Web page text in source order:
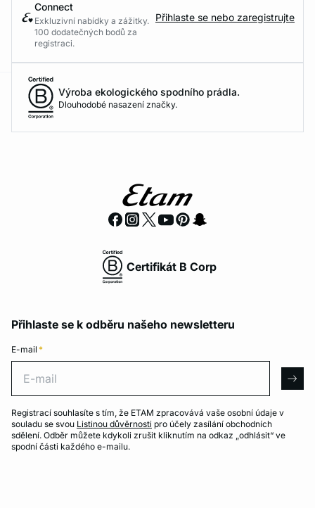
Connect
Exkluzivní nabídky a zážitky.
100 dodatečných bodů za
registraci.
Přihlaste se nebo zaregistrujte
Výroba ekologického spodního prádla.
Dlouhodobé nasazení značky.
Certifikát B Corp
Přihlaste se k odběru našeho newsletteru
E-mail *
Registrací souhlasíte s tím, že ETAM zpracovává vaše osobní údaje v
souladu se svou Listinou důvěrnosti pro účely zasílání obchodních
sdělení. Odběr můžete kdykoli zrušit kliknutím na odkaz „odhlásit“ ve
spodní části každého e-mailu.